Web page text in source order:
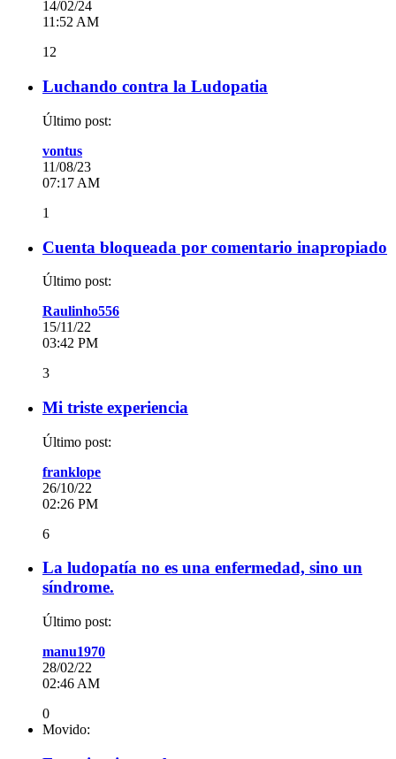
14/02/24
11:52 AM
12
Luchando contra la Ludopatia
Último post:
vontus
11/08/23
07:17 AM
1
Cuenta bloqueada por comentario inapropiado
Último post:
Raulinho556
15/11/22
03:42 PM
3
Mi triste experiencia
Último post:
franklope
26/10/22
02:26 PM
6
La ludopatía no es una enfermedad, sino un
síndrome.
Último post:
manu1970
28/02/22
02:46 AM
0
Movido: